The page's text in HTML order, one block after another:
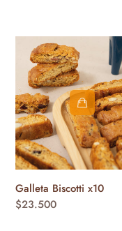
Galleta
Biscotti
x10
Galleta Biscotti x10
Precio
$23.500